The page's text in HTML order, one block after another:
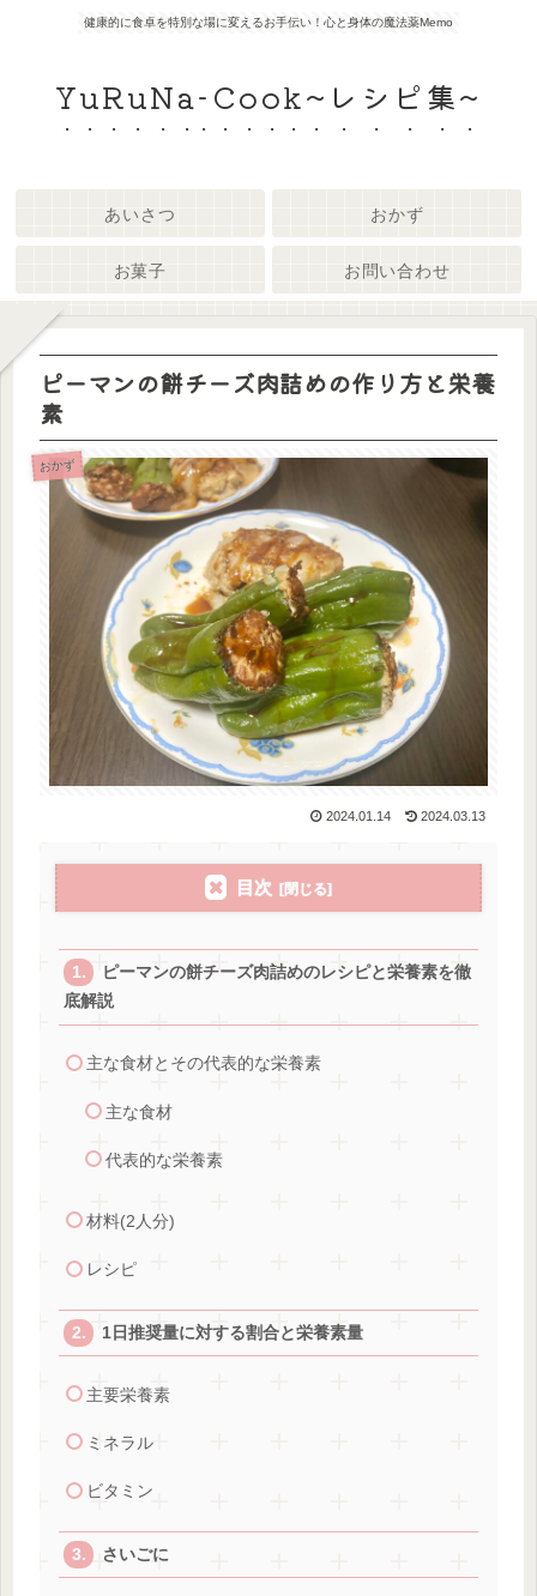
健康的に食卓を特別な場に変えるお手伝い！心と身体の魔法薬Memo
YuRuNa-Cook~レシピ集~
あいさつ おかず
お菓子 お問い合わせ
ピーマンの餅チーズ肉詰めの作り方と栄養
素
おかず
2024.01.14 2024.03.13
目次
ピーマンの餅チーズ肉詰めのレシピと栄養素を徹
底解説
主な食材とその代表的な栄養素
主な食材
代表的な栄養素
材料(2人分)
レシピ
1日推奨量に対する割合と栄養素量
主要栄養素
ミネラル
ビタミン
さいごに